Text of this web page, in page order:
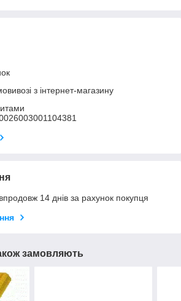
з інтернет-магазину
14 днів за рахунок покупця
замовляють